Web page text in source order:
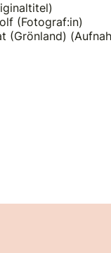
(Fotograf:in)
(Grönland)